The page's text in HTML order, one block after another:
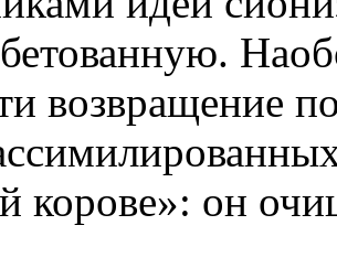
возвращение
корове»: он